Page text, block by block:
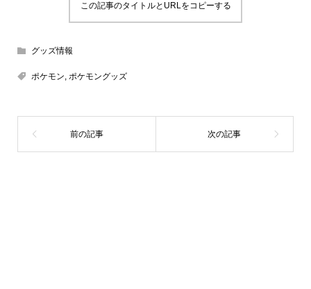
この記事のタイトルとURLをコピーする
グッズ情報
ポケモン, ポケモングッズ